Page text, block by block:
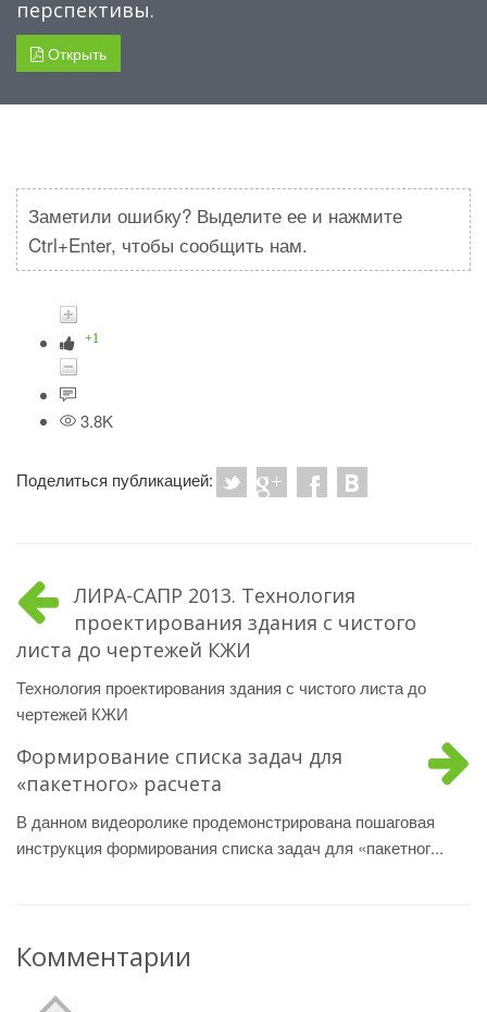
перспективы.
Открыть
Заметили ошибку? Выделите ее и нажмите
Ctrl+Enter, чтобы сообщить нам.
+1
3.8K
Поделиться публикацией:
ЛИРА-САПР 2013. Технология
проектирования здания с чистого
листа до чертежей КЖИ
Технология проектирования здания с чистого листа до
чертежей КЖИ
Формирование списка задач для
«пакетного» расчета
В данном видеоролике продемонстрирована пошаговая
инструкция формирования списка задач для «пакетног...
Комментарии